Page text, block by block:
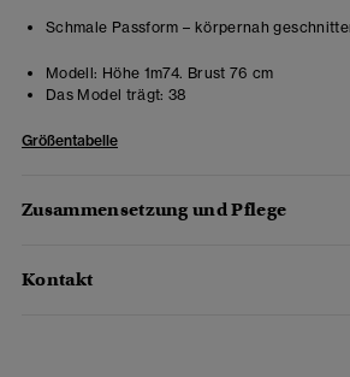
Schmale Passform – körpernah
Modell: Höhe 1m74. Brust 76 cm
Das Model trägt: 38
Größentabelle
Zusammensetzung und Pflege
Kontakt